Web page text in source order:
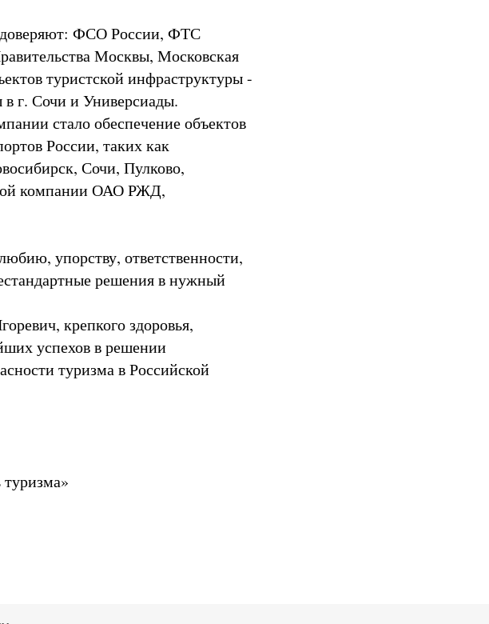
доверяют: ФСО России, ФТС
Москвы, Московская
туристской инфраструктуры -
г. Сочи и Универсиады.
стало обеспечение объектов
России, таких как
Сочи, Пулково,
компании ОАО РЖД,
упорству, ответственности,
решения в нужный
крепкого здоровья,
успехов в решении
туризма в Российской